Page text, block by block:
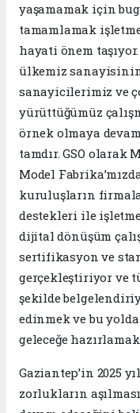
yaşamamak için
tamamlamak
hayati önem
ülkemiz
sanayicilerimiz ve
yürüttüğümüz
örnek olmaya
tamdır. GSO olarak
Model
kuruluşların
destekleri ile
dijital dönüşüm
sertifikasyon ve
gerçekleştiriyor ve
şekilde
edinmek ve bu
geleceğe
Gaziantep’in 2025
zorlukların